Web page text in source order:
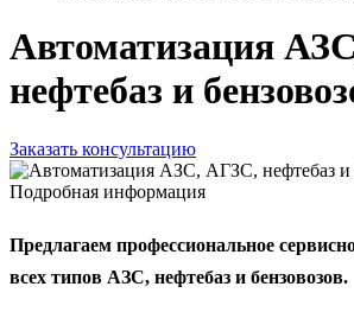
Автоматизация
нефтебаз и
Заказать консультацию
Подробная информация
Предлагаем профессиональное
всех типов АЗС, нефтебаз и бензовозов.